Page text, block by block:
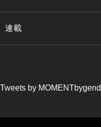
連載
Tweets by